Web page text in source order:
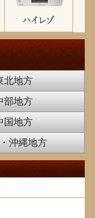
北地方
部地方
国地方
沖縄地方